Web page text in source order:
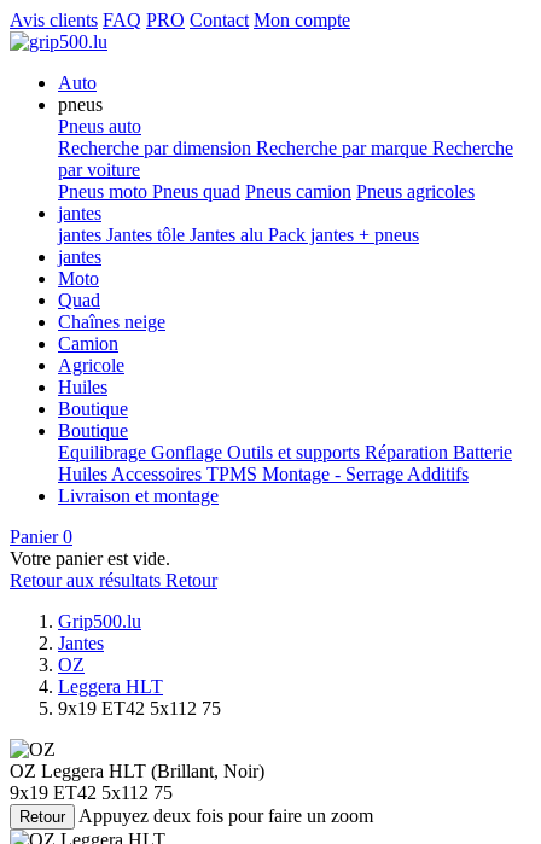
Avis clients FAQ PRO Contact Mon compte
Auto
pneus
Pneus auto
Recherche par dimension Recherche par marque Recherche
par voiture
Pneus moto Pneus quad Pneus camion Pneus agricoles
jantes
jantes Jantes tôle Jantes alu Pack jantes + pneus
jantes
Moto
Quad
Chaînes neige
Camion
Agricole
Huiles
Boutique
Boutique
Equilibrage Gonflage Outils et supports Réparation Batterie
Huiles Accessoires TPMS Montage - Serrage Additifs
Livraison et montage
Panier 0
Votre panier est vide.
Retour aux résultats Retour
Grip500.lu
Jantes
OZ
Leggera HLT
9x19 ET42 5x112 75
OZ Leggera HLT (Brillant, Noir)
9x19 ET42 5x112 75
Retour Appuyez deux fois pour faire un zoom